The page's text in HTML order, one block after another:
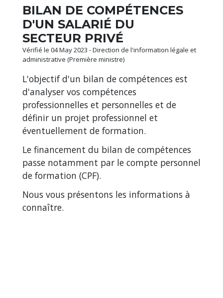
BILAN DE COMPÉTENCES
D'UN SALARIÉ DU
SECTEUR PRIVÉ
Vérifié le 04 May 2023 - Direction de l'information légale et
administrative (Première ministre)
L'objectif d'un bilan de compétences est
d'analyser vos compétences
professionnelles et personnelles et de
définir un projet professionnel et
éventuellement de formation.
Le financement du bilan de compétences
passe notamment par le compte personnel
de formation (CPF).
Nous vous présentons les informations à
connaître.